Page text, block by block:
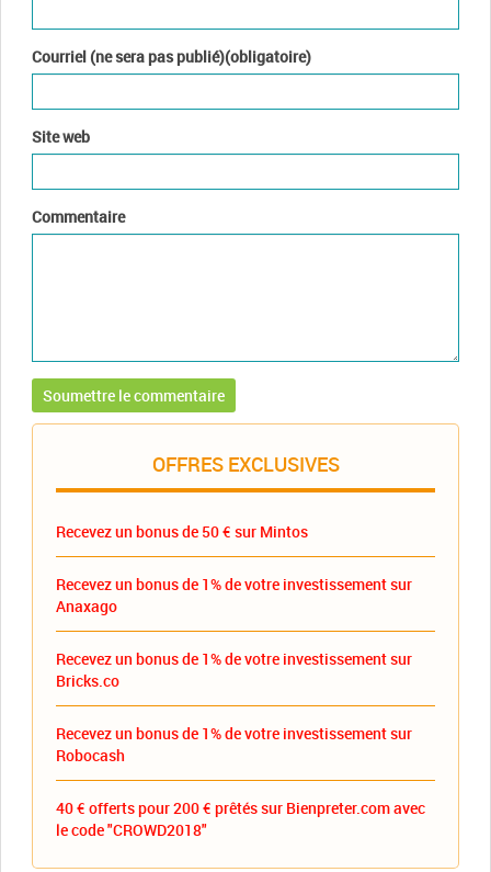
Courriel (ne sera pas publié)(obligatoire)
Site web
Commentaire
OFFRES EXCLUSIVES
Recevez un bonus de 50 € sur Mintos
Recevez un bonus de 1% de votre investissement sur
Anaxago
Recevez un bonus de 1% de votre investissement sur
Bricks.co
Recevez un bonus de 1% de votre investissement sur
Robocash
40 € offerts pour 200 € prêtés sur Bienpreter.com avec
le code "CROWD2018"